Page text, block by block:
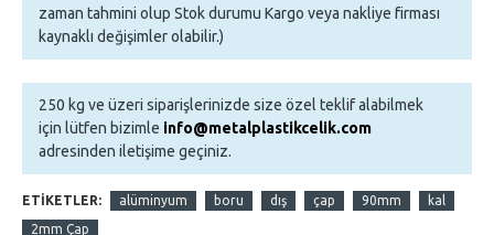
zaman tahmini olup Stok durumu Kargo veya nakliye firması
kaynaklı değişimler olabilir.)
250 kg ve üzeri siparişlerinizde size özel teklif alabilmek
için lütfen bizimle info@metalplastikcelik.com
adresinden iletişime geçiniz.
ETIKETLER: alüminyum boru dış çap 90mm
kal
2mm Çap